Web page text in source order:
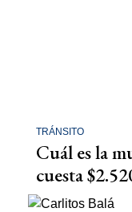
TRÁNSITO
Cuál es la
cuesta